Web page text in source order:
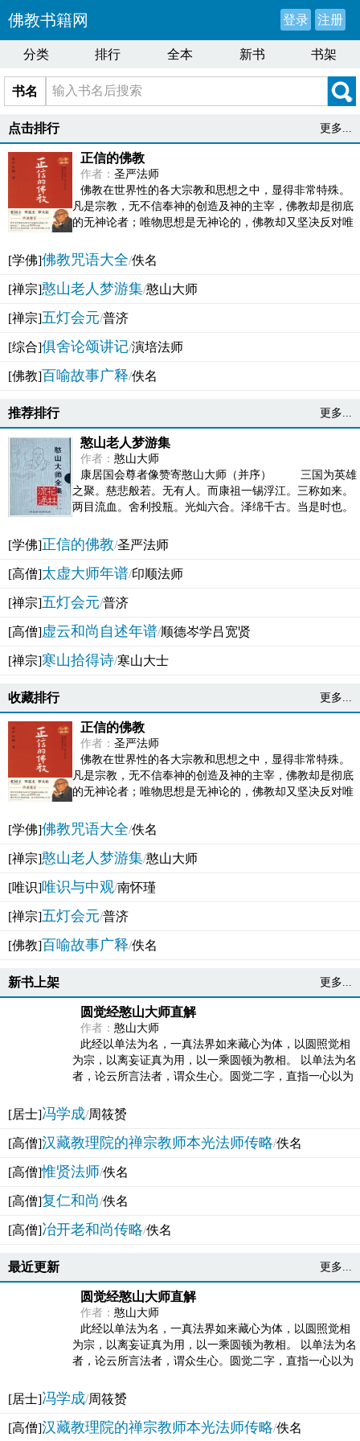
佛教书籍网 登录 注册
分类 排行 全本 新书 书架
书名
点击排行 更多...
正信的佛教
作者： 圣严法师
佛教在世界性的各大宗教和思想之中，显得非常特殊。
凡是宗教，无不信奉神的创造及神的主宰，佛教却是彻底
的无神论者；唯物思想是无神论的，佛教却又坚决反对唯
[学佛]佛教咒语大全/佚名
[禅宗]憨山老人梦游集/憨山大师
[禅宗]五灯会元/普济
[综合]俱舍论颂讲记/演培法师
[佛教]百喻故事广释/佚名
推荐排行 更多...
憨山老人梦游集
作者： 憨山大师
康居国会尊者像赞寄憨山大师（并序） 三国为英雄
之聚。慈悲般若。无有人。而康祖一锡浮江。三称如来。
两目流血。舍利投瓶。光灿六合。泽绵千古。当是时也。
[学佛]正信的佛教/圣严法师
[高僧]太虚大师年谱/印顺法师
[禅宗]五灯会元/普济
[高僧]虚云和尚自述年谱/顺德岑学吕宽贤
[禅宗]寒山拾得诗/寒山大士
收藏排行 更多...
正信的佛教
作者： 圣严法师
佛教在世界性的各大宗教和思想之中，显得非常特殊。
凡是宗教，无不信奉神的创造及神的主宰，佛教却是彻底
的无神论者；唯物思想是无神论的，佛教却又坚决反对唯
[学佛]佛教咒语大全/佚名
[禅宗]憨山老人梦游集/憨山大师
[唯识]唯识与中观/南怀瑾
[禅宗]五灯会元/普济
[佛教]百喻故事广释/佚名
新书上架 更多...
圆觉经憨山大师直解
作者： 憨山大师
此经以单法为名，一真法界如来藏心为体，以圆照觉相
为宗，以离妄证真为用，以一乘圆顿为教相。 以单法为名
者，论云所言法者，谓众生心。圆觉二字，直指一心以为
[居士]冯学成/周筱赟
[高僧]汉藏教理院的禅宗教师本光法师传略/佚名
[高僧]惟贤法师/佚名
[高僧]复仁和尚/佚名
[高僧]冶开老和尚传略/佚名
最近更新 更多...
圆觉经憨山大师直解
作者： 憨山大师
此经以单法为名，一真法界如来藏心为体，以圆照觉相
为宗，以离妄证真为用，以一乘圆顿为教相。 以单法为名
者，论云所言法者，谓众生心。圆觉二字，直指一心以为
[居士]冯学成/周筱赟
[高僧]汉藏教理院的禅宗教师本光法师传略/佚名